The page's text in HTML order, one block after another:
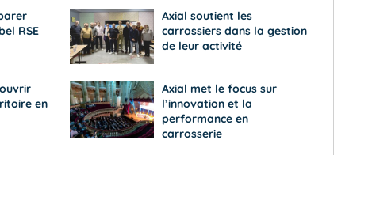
RSE
Axial soutient les
carrossiers dans la gestion
de leur activité
en
Axial met le focus sur
l’innovation et la
performance en
carrosserie